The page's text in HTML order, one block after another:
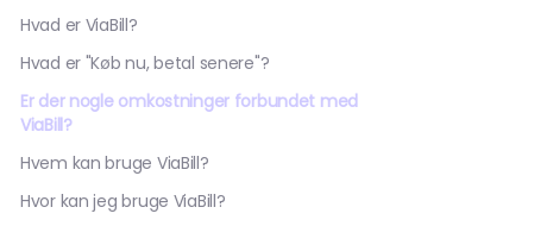
Hvad er ViaBill?
Hvad er "Køb nu, betal senere"?
Er der nogle omkostninger forbundet med
ViaBill?
Hvem kan bruge ViaBill?
Hvor kan jeg bruge ViaBill?